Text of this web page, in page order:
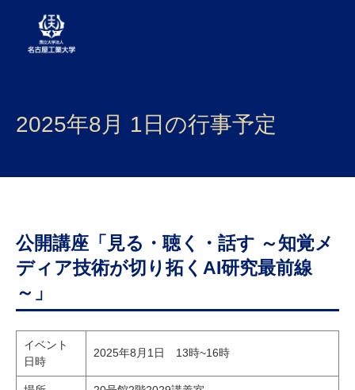
学部・大学院・センター
研究・産学官連携
社会連携
国際交流
研究・教員Navi
2025年8月 1日の行事予定
公開講座「見る・聴く・話す ～知覚メ
ディア技術が切り拓くAI研究最前線
～」
イベント
日時
2025年8月1日 13時~16時